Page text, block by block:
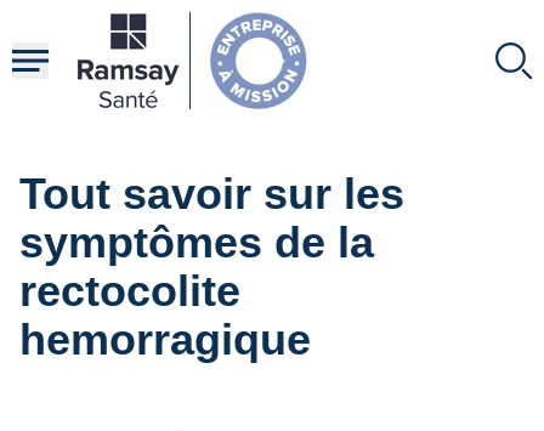
contenu
principal
Tout savoir sur les
symptômes de la
rectocolite
hemorragique